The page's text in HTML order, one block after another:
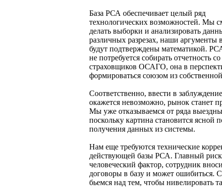
База РСА обеспечивает целый ряд
технологических возможностей. Мы
делать выборки и анализировать
различных разрезах, наши аргументы
будут подтверждены математикой.
не потребуется собирать отчетность со
страховщиков ОСАГО, она в
формироваться союзом из
Соответственно, ввести в
окажется невозможно, рынок станет
Мы уже отказываемся от ряда
поскольку картина становится ясной
получения данных из системы.
Нам еще требуются технические
действующей базы РСА. Главный
человеческий фактор, сотрудник
договоры в базу и может ошибиться.
бьемся над тем, чтобы нивелировать